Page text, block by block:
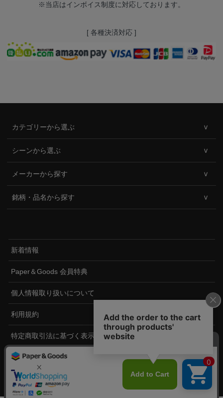
※当店はインボイス制度に対応しております。
[ 各種決済対応 ]
カテゴリーから選ぶ
シーンから選ぶ
メーカーから探す
銘柄・品名から探す
新着情報
Paper＆Goods 会員特典
個人情報取り扱いについて
利用規約
特定商取引法に基づく表示
ペーパーアンドグッズについて
©2020 PaperandGoods.com